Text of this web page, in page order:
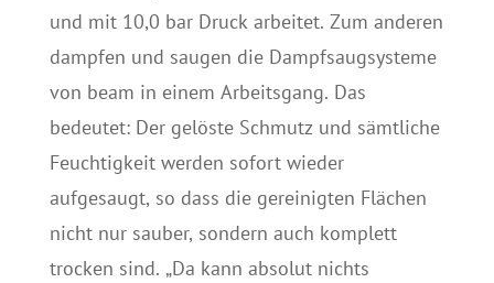
und mit 10,0 bar Druck arbeitet. Zum anderen
dampfen und saugen die Dampfsaugsysteme
von beam in einem Arbeitsgang. Das
bedeutet: Der gelöste Schmutz und sämtliche
Feuchtigkeit werden sofort wieder
aufgesaugt, so dass die gereinigten Flächen
nicht nur sauber, sondern auch komplett
trocken sind. „Da kann absolut nichts